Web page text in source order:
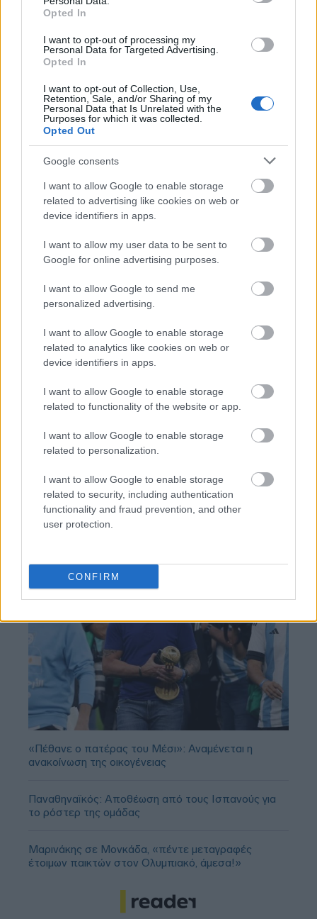
Opted In
I want to opt-out of processing my
Personal Data for Targeted Advertising.
Opted In
I want to opt-out of Collection, Use,
Retention, Sale, and/or Sharing of my
Personal Data that Is Unrelated with the
Purposes for which it was collected.
Opted Out
Google consents
I want to allow Google to enable storage
related to advertising like cookies on web or
device identifiers in apps.
I want to allow my user data to be sent to
Google for online advertising purposes.
I want to allow Google to send me
personalized advertising.
I want to allow Google to enable storage
related to analytics like cookies on web or
device identifiers in apps.
I want to allow Google to enable storage
related to functionality of the website or app.
I want to allow Google to enable storage
related to personalization.
I want to allow Google to enable storage
related to security, including authentication
functionality and fraud prevention, and other
user protection.
CONFIRM
Διαβάζονται αυτή τη στιγμή
Τράπεζες: Στα 55,5 εκατ. ευρώ ο λογαριασμός
από τα δάνεια του ν. Κατσέλη
γραμμές» για το περιβάλλον και τι αλλάζει σε
ξενοδοχεία, νησιά και επενδύσεις
Τα ανοιχτά μέτωπα για την ενίσχυση της
ελληνικής βιομηχανίας
TAGS: ΕΣΕΕ
«Πέθανε ο πατέρας του Μέσι»: Αναμένεται η
ανακοίνωση της οικογένειας
Παναθηναϊκός: Αποθέωση από τους Ισπανούς για
το ρόστερ της ομάδας
Μαρινάκης σε Μονκάδα, «πέντε μεταγραφές
έτοιμων παικτών στον Ολυμπιακό, άμεσα!»